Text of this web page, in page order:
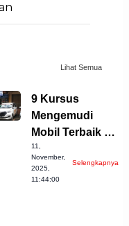
Lihat Semua
9 Kursus
Mengemudi
Mobil Terbaik di
Cirebon yang
Wajib Dicoba!
11,
November,
2025,
11:44:00
Selengkapnya